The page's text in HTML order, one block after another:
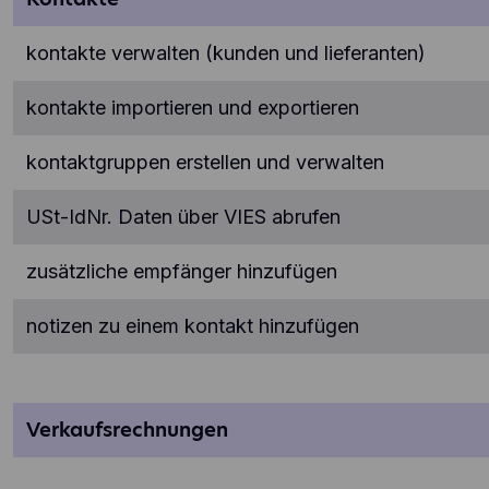
kontakte verwalten (kunden und lieferanten)
kontakte importieren und exportieren
kontaktgruppen erstellen und verwalten
USt-IdNr. Daten über VIES abrufen
zusätzliche empfänger hinzufügen
notizen zu einem kontakt hinzufügen
verkaufsrechnungen